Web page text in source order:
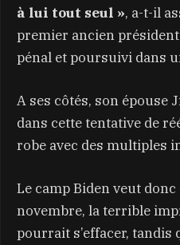
à lui tout seul », a-t-il
premier ancien
pénal et poursuivi dans
A ses côtés, son épouse
dans cette tentative de
robe avec des multiples
Le camp Biden veut
novembre, la terrible
pourrait s’effacer, tandis